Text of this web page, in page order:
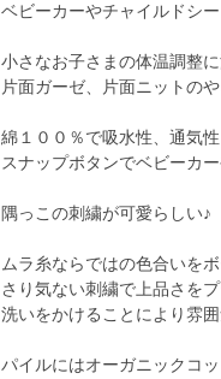
ベビーカーやチャイルドシ
小さなお子さまの体温調整
片面ガーゼ、片面ニットの
綿１００％で吸水性、通気
スナップボタンでベビーカ
隅っこの刺繍が可愛らしい♪
ムラ糸ならではの色合いを
さり気ない刺繍で上品さを
洗いをかけることにより雰
パイルにはオーガニックコ